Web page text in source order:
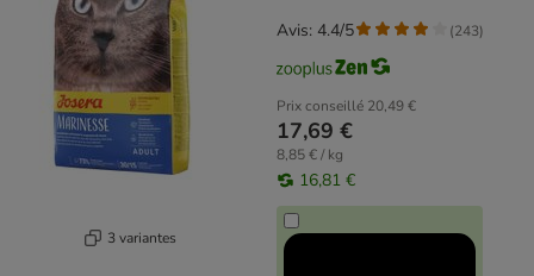
3 variantes
Prix conseillé 20,49 €
17,69 €
8,85 € / kg
16,81 €
Avis: 4.4/5 (243)